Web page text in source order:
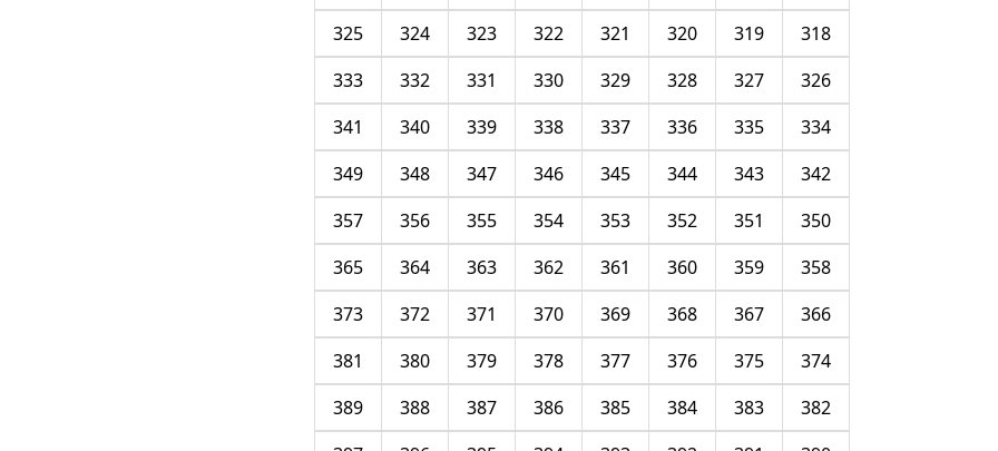
318
319
320
321
322
323
324
325
326
327
328
329
330
331
332
333
334
335
336
337
338
339
340
341
342
343
344
345
346
347
348
349
350
351
352
353
354
355
356
357
358
359
360
361
362
363
364
365
366
367
368
369
370
371
372
373
374
375
376
377
378
379
380
381
382
383
384
385
386
387
388
389